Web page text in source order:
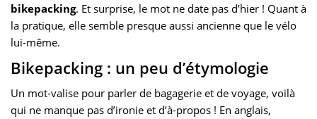
bikepacking. Et surprise, le mot ne date pas d’hier ! Quant à
la pratique, elle semble presque aussi ancienne que le vélo
lui-même.
Bikepacking : un peu d’étymologie
Un mot-valise pour parler de bagagerie et de voyage, voilà
qui ne manque pas d’ironie et d’à-propos ! En anglais,